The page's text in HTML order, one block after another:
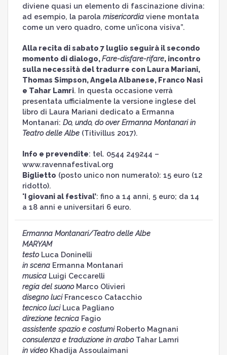
diviene quasi un elemento di fascinazione divina:
ad esempio, la parola misericordiaviene montata
come un vero quadro, come un’icona visiva”.
Alla recita di sabato 7 luglio seguirà il secondo
momento di dialogo,Fare-disfare-rifare, incontro
sulla necessità del tradurre con Laura Mariani,
Thomas Simpson, Angela Albanese, Franco Nasi
e Tahar Lamri. In questa occasione verrà
presentata ufficialmente la versione inglese del
libro di Laura Mariani dedicato a Ermanna
Montanari: Do, undo, do over Ermanna Montanari in
Teatro delle Albe(Titivillus 2017).
Info e prevendite: tel. 0544 249244 –
www.ravennafestival.org
Biglietto (posto unico non numerato): 15 euro (12
ridotto).
'I giovani al festival’: fino a 14 anni, 5 euro; da 14
a 18 anni e universitari 6 euro.
Ermanna Montanari/Teatro delle Albe
MARYAM
testo Luca Doninelli
in scenaErmanna Montanari
musicaLuigi Ceccarelli
regia del suonoMarco Olivieri
disegno luciFrancesco Catacchio
tecnico luciLuca Pagliano
direzione tecnica Fagio
assistente spazio e costumiRoberto Magnani
consulenza e traduzione in araboTahar Lamri
in videoKhadija Assoulaimani